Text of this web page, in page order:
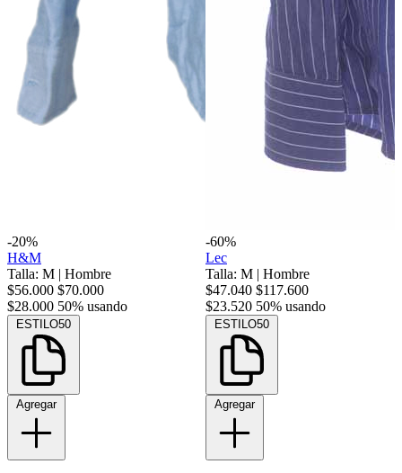
-20%
H&M
Talla: M | Hombre
$56.000 $70.000
$28.000 50% usando
ESTILO50
Agregar
-60%
Lec
Talla: M | Hombre
$47.040 $117.600
$23.520 50% usando
ESTILO50
Agregar